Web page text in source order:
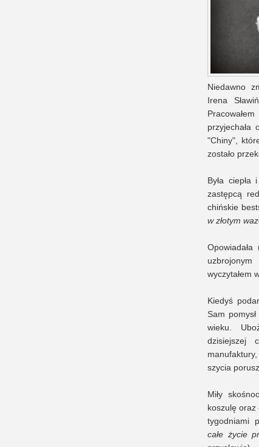
Niedawno
Irena
"Chiny",
zostało
Była
zastępcą
chińskie
w złotym
wyczytałem
Kiedyś
Sam
wieku.
dzisiejszej
szycia
Miły
koszulę oraz
tygodniami
całe życie